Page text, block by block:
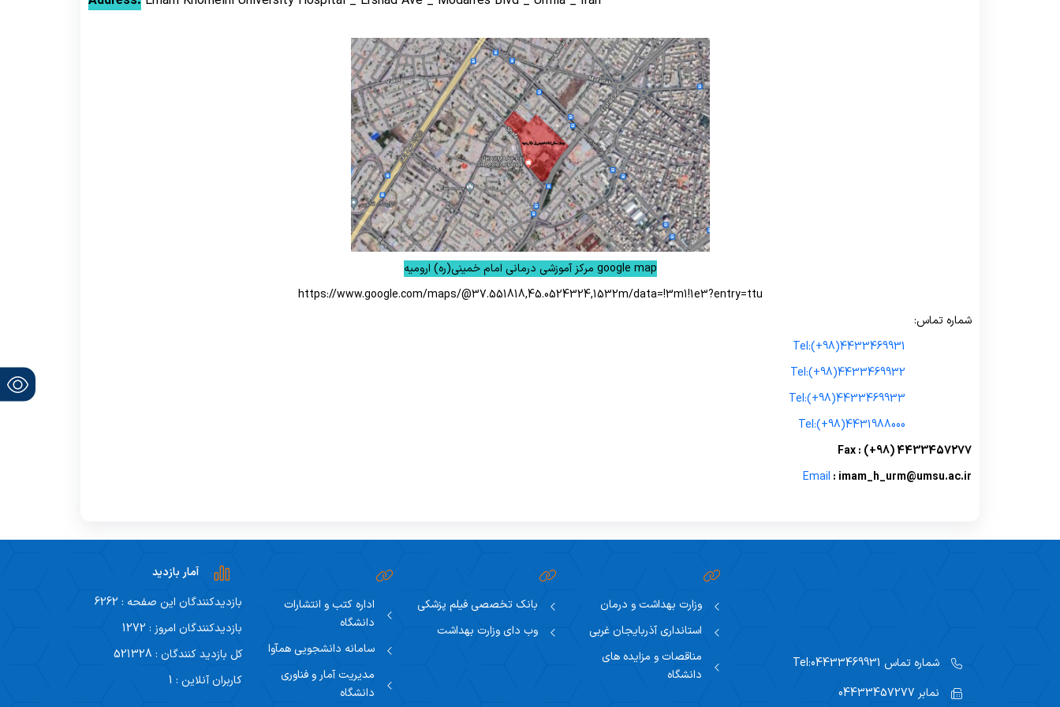
google map مرکز آموزشی درمانی امام خمینی(ره) ارومیه
https://www.google.com/maps/@37.551818,45.0524324,1532m/data=!3m1!1e3?entry=ttu
شماره تماس:
Tel:(+98)4433469931
Tel:(+98)4433469932
Tel:(+98)4433469933
Tel:(+98)4431988000
Fax : (+98) 4433457277
Email : imam_h_urm@umsu.ac.ir
شماره تماس
نمابر
وزارت بهداشت و درمان
استانداری آذربایجان غربی
مناقصات و مزایده های
دانشگاه
بانک تخصصی فیلم پزشکی
وب دای وزارت بهداشت
اداره کتب و انتشارات
دانشگاه
سامانه دانشجویی همآوا
مدیریت آمار و فناوری
دانشگاه
آمار بازدید
بازدیدکنندگان این صفحه : 6262
بازدیدکنندگان امروز : 1272
کل بازدید کنندگان : 521328
کاربران آنلاین : 1